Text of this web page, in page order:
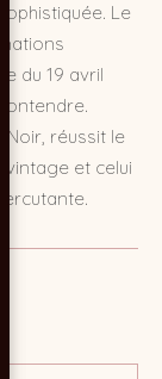
Le
du 19 avril
Noir, réussit le
vintage et celui